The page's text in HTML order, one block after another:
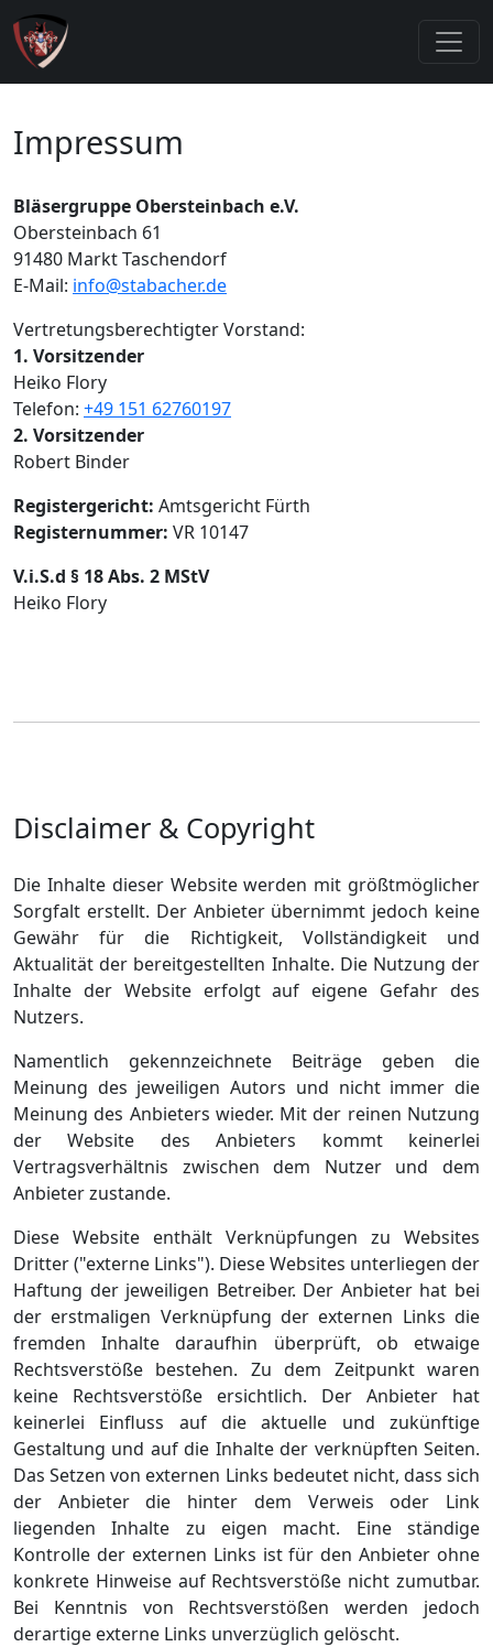
Impressum
Bläsergruppe Obersteinbach e.V.
Obersteinbach 61
91480 Markt Taschendorf
E-Mail: info@stabacher.de
Vertretungsberechtigter Vorstand:
1. Vorsitzender
Heiko Flory
Telefon: +49 151 62760197
2. Vorsitzender
Robert Binder
Registergericht: Amtsgericht Fürth
Registernummer: VR 10147
V.i.S.d § 18 Abs. 2 MStV
Heiko Flory
Disclaimer & Copyright
Die Inhalte dieser Website werden mit größtmöglicher
Sorgfalt erstellt. Der Anbieter übernimmt jedoch keine
Gewähr für die Richtigkeit, Vollständigkeit und
Aktualität der bereitgestellten Inhalte. Die Nutzung der
Inhalte der Website erfolgt auf eigene Gefahr des
Nutzers.
Namentlich gekennzeichnete Beiträge geben die
Meinung des jeweiligen Autors und nicht immer die
Meinung des Anbieters wieder. Mit der reinen Nutzung
der Website des Anbieters kommt keinerlei
Vertragsverhältnis zwischen dem Nutzer und dem
Anbieter zustande.
Diese Website enthält Verknüpfungen zu Websites
Dritter ("externe Links"). Diese Websites unterliegen der
Haftung der jeweiligen Betreiber. Der Anbieter hat bei
der erstmaligen Verknüpfung der externen Links die
fremden Inhalte daraufhin überprüft, ob etwaige
Rechtsverstöße bestehen. Zu dem Zeitpunkt waren
keine Rechtsverstöße ersichtlich. Der Anbieter hat
keinerlei Einfluss auf die aktuelle und zukünftige
Gestaltung und auf die Inhalte der verknüpften Seiten.
Das Setzen von externen Links bedeutet nicht, dass sich
der Anbieter die hinter dem Verweis oder Link
liegenden Inhalte zu eigen macht. Eine ständige
Kontrolle der externen Links ist für den Anbieter ohne
konkrete Hinweise auf Rechtsverstöße nicht zumutbar.
Bei Kenntnis von Rechtsverstößen werden jedoch
derartige externe Links unverzüglich gelöscht.